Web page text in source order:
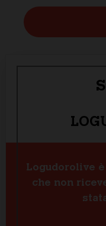
Logudorolive
che non